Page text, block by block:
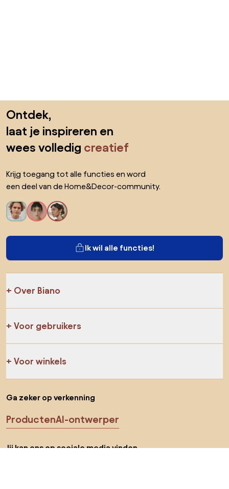
Ontdek,
laat je inspireren en
wees volledig creatief
Krijg toegang tot alle functies en word
een deel van de Home&Decor-community.
Ik wil alle functies!
Over Biano
Voor gebruikers
Voor winkels
Ga zeker op verkenning
ProductenAI-ontwerper
Jij kan ons op sociale media vinden